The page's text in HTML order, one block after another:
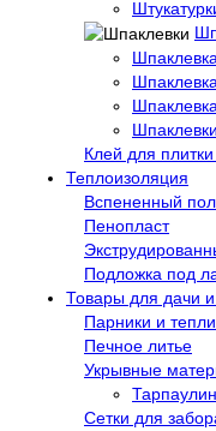
Клей для
Теплоизоляция
Вспененный
Пенопласт
Подложка под
Товары для дачи
Парники и
Печное литье
Укрывные
Тарпаулин
Сетки для